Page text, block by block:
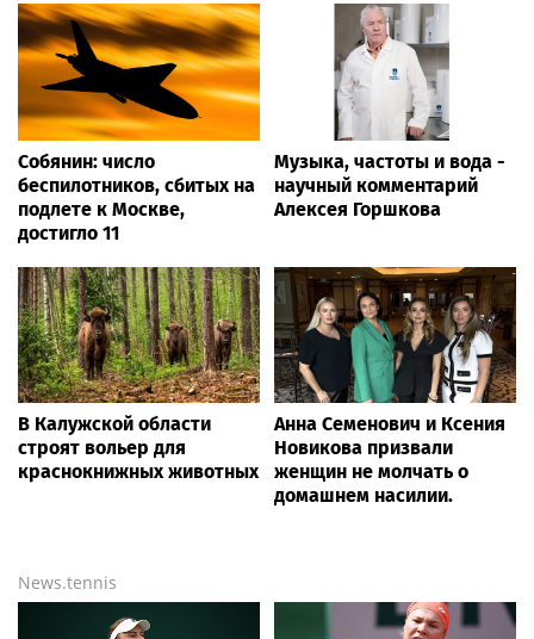
Собянин: число
беспилотников, сбитых на
подлете к Москве,
достигло 11
Музыка, частоты и вода -
научный комментарий
Алексея Горшкова
В Калужской области
строят вольер для
краснокнижных животных
Анна Семенович и Ксения
Новикова призвали
женщин не молчать о
домашнем насилии.
News.tennis